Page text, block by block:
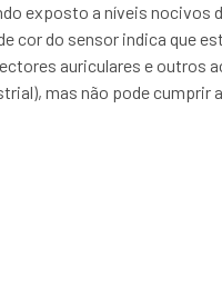
exposto a níveis nocivos
cor do sensor indica que
auriculares e outros
mas não pode cumprir